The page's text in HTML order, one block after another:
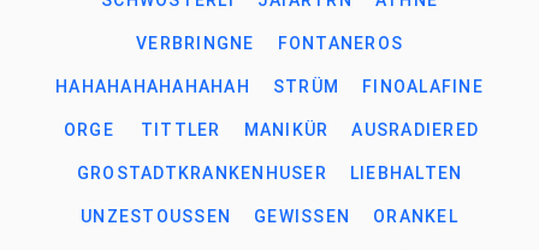
VERBRINGNE FONTANEROS
HAHAHAHAHAHAHAH STRÜM FINOALAFINE
ORGE TITTLER MANIKÜR AUSRADIERED
GROSTADTKRANKENHUSER LIEBHALTEN
UNZESTOUSSEN GEWISSEN ORANKEL